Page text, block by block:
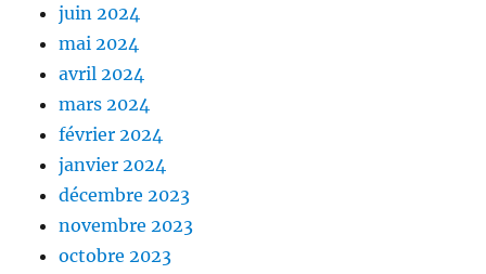
juin 2024
mai 2024
avril 2024
mars 2024
février 2024
janvier 2024
décembre 2023
novembre 2023
octobre 2023